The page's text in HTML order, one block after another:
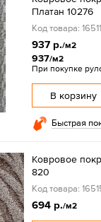
Платан 10276
Код товара:
937 р./м2
937/м2
При покупке
В корзину
Быстрая
Ковровое
820
Код товара:
694 р./м2